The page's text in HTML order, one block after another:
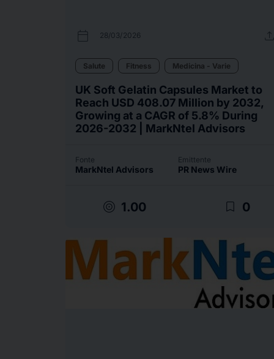
calendar_today 28/03/2026
Salute Fitness Medicina - Varie
UK Soft Gelatin Capsules Market to
Reach USD 408.07 Million by 2032,
Growing at a CAGR of 5.8% During
2026-2032 | MarkNtel Advisors
Fonte
MarkNtel Advisors
Emittente
PR News Wire
target 1.00 bookmark_border 0